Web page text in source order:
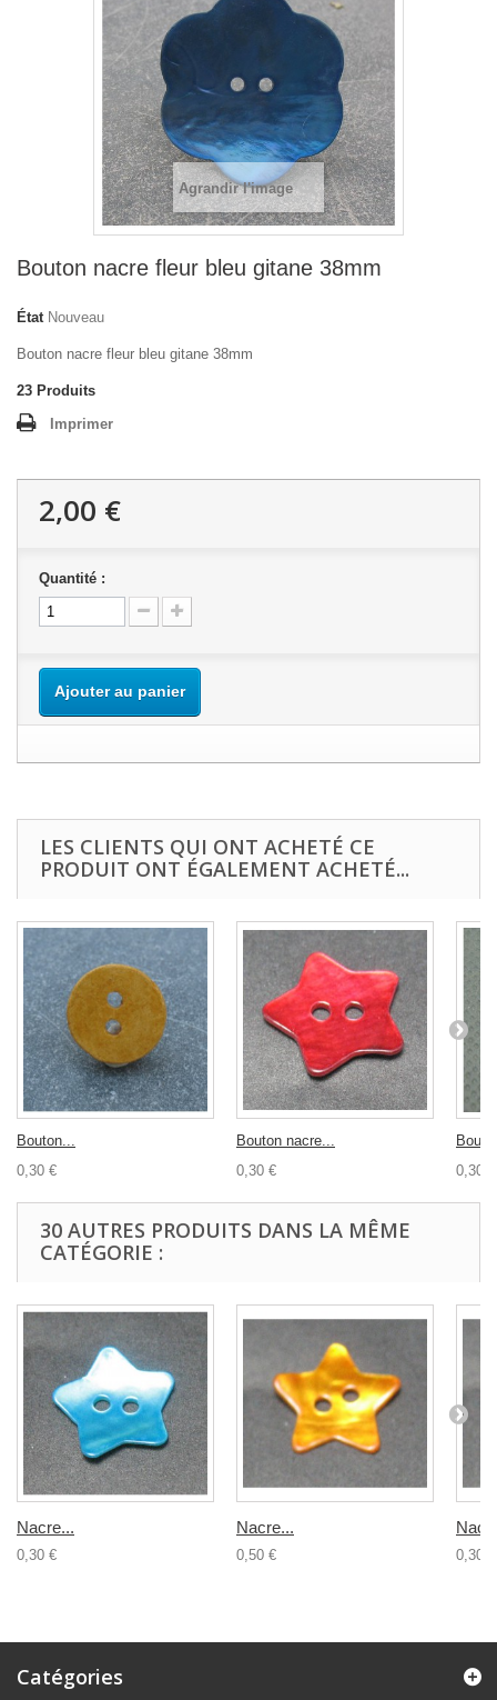
Agrandir l'image
Bouton nacre fleur bleu gitane 38mm
État Nouveau
Bouton nacre fleur bleu gitane 38mm
23 Produits
Imprimer
2,00 €
Quantité :
Ajouter au panier
LES CLIENTS QUI ONT ACHETÉ CE
PRODUIT ONT ÉGALEMENT ACHETÉ...
Bouton...
0,30 €
Bouton nacre...
0,30 €
0,30 €
30 AUTRES PRODUITS DANS LA MÊME
CATÉGORIE :
Nacre...
0,30 €
Nacre...
0,50 € 0,30 €
Catégories